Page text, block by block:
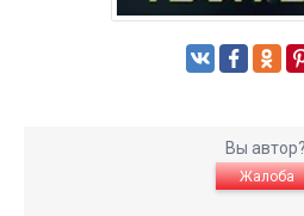
Вы автор?
Жалоба